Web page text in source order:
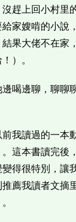
趕上回小村里
給家嫂啃的小說
果大佬不在家
）。
喝邊聊，聊聊
前我讀過的一
這本書讀完後
得很特別，讓
薦我讀者文摘